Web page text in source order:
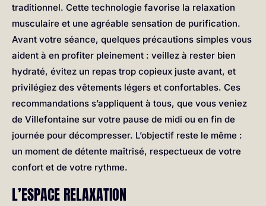
traditionnel. Cette technologie favorise la relaxation
musculaire et une agréable sensation de purification.
Avant votre séance, quelques précautions simples vous
aident à en profiter pleinement : veillez à rester bien
hydraté, évitez un repas trop copieux juste avant, et
privilégiez des vêtements légers et confortables. Ces
recommandations s’appliquent à tous, que vous veniez
de Villefontaine sur votre pause de midi ou en fin de
journée pour décompresser. L’objectif reste le même :
un moment de détente maîtrisé, respectueux de votre
confort et de votre rythme.
L’ESPACE RELAXATION